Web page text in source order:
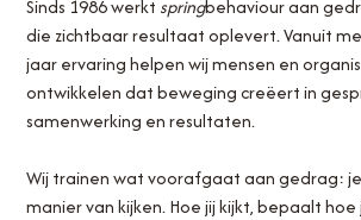
Sinds 1986 werkt springbehaviour aan
die zichtbaar resultaat oplevert. Vanuit
jaar ervaring helpen wij mensen en
ontwikkelen dat beweging creëert in
samenwerking en resultaten.
Wij trainen wat voorafgaat aan gedrag:
manier van kijken. Hoe jij kijkt, bepaalt